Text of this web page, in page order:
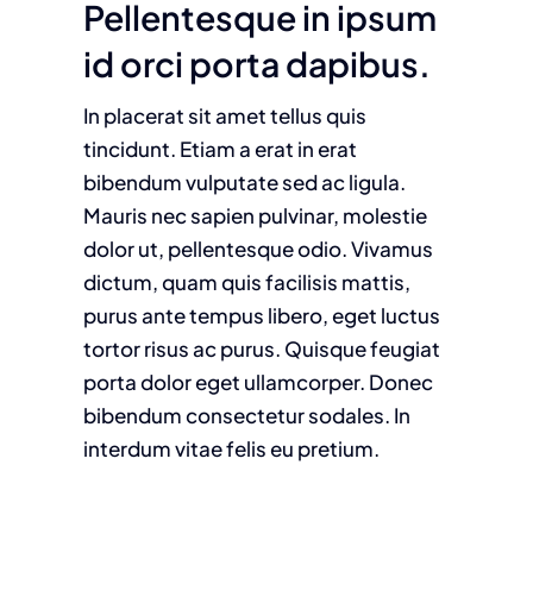
pellentesque in ipsum
id orci porta dapibus.
In placerat sit amet tellus quis
tincidunt. Etiam a erat in erat
bibendum vulputate sed ac ligula.
Mauris nec sapien pulvinar, molestie
dolor ut, pellentesque odio. Vivamus
dictum, quam quis facilisis mattis,
purus ante tempus libero, eget luctus
tortor risus ac purus. Quisque feugiat
porta dolor eget ullamcorper. Donec
bibendum consectetur sodales. In
interdum vitae felis eu pretium.